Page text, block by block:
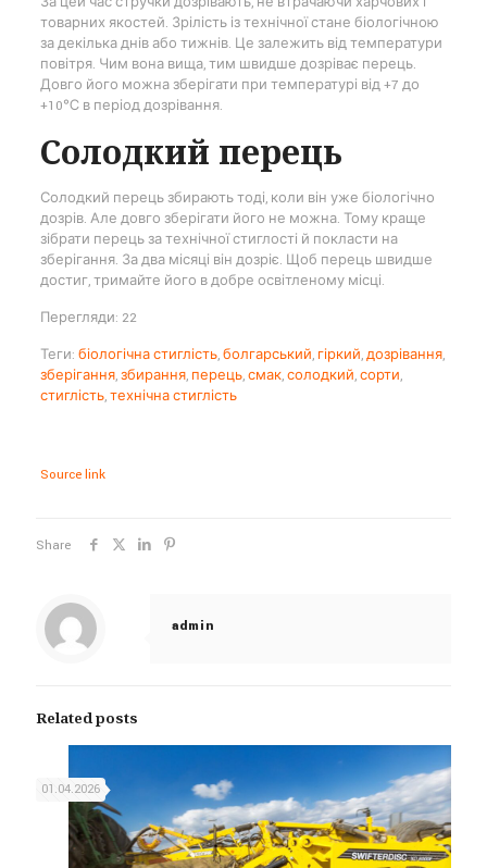
товарних якостей. Зрілість із технічної стане біологічною
за декілька днів або тижнів. Це залежить від температури
повітря. Чим вона вища, тим швидше дозріває перець.
Довго його можна зберігати при температурі від +7 до
+10℃ в період дозрівання.
Солодкий перець
Солодкий перець збирають тоді, коли він уже біологічно
дозрів. Але довго зберігати його не можна. Тому краще
зібрати перець за технічної стиглості й покласти на
зберігання. За два місяці він дозріє. Щоб перець швидше
достиг, тримайте його в добре освітленому місці.
Перегляди: 22
Теги: біологічна стиглість,болгарський, гіркий,дозрівання,
зберігання,збирання, перець,смак,солодкий,сорти,
стиглість,технічна стиглість
Source link
Share
admin
Related posts
01.04.2026